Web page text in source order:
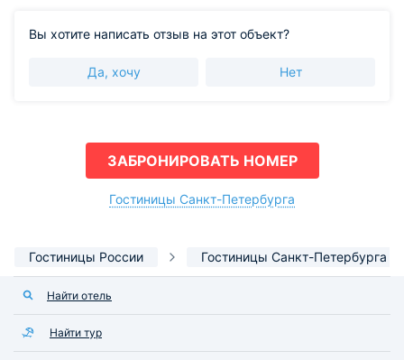
Вы хотите написать отзыв на этот объект?
Да, хочу Нет
ЗАБРОНИРОВАТЬ НОМЕР
Гостиницы Санкт-Петербурга
Гостиницы России Гостиницы Санкт-Петербурга
Найти отель
Найти тур